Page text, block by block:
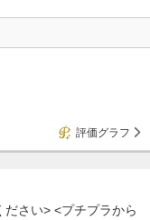
評価グラフ
さい> <プチプラから